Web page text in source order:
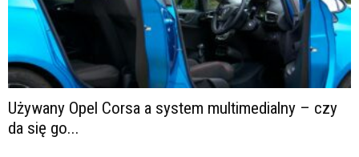
Używany Opel Corsa a system multimedialny – czy
da się go...